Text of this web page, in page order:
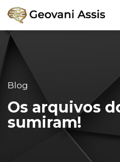
Blog
Os arquivos
sumiram!